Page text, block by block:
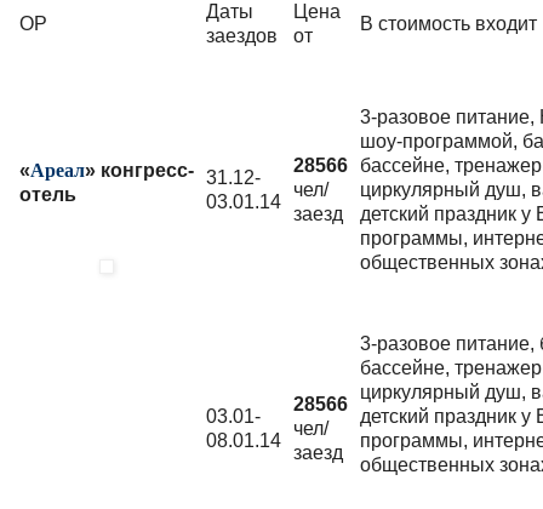
ОР
Даты
заездов
Цена
от
В стоимость входит
«Ареал» конгресс-
отель
31.12-
03.01.14
28566
чел/
заезд
3-разовое питание,
шоу-программой,
бассейне,
циркулярный душ,
детский праздник
программы,
общественных
03.01-
08.01.14
28566
чел/
заезд
3-разовое
бассейне,
циркулярный душ,
детский праздник
программы,
общественных